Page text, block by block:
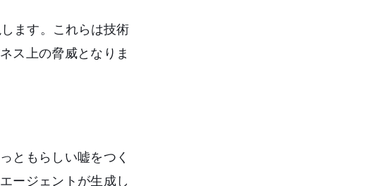
ます。これらは技術
ス上の脅威となりま
ともらしい嘘をつく
ージェントが生成し